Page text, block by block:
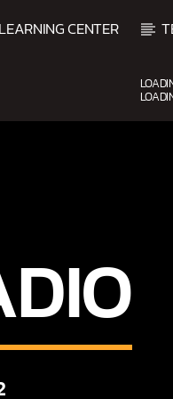
CENTER